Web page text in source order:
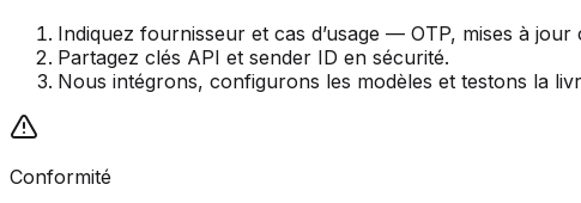
Indiquez fournisseur et cas d’usage — OTP, mises à jour
Partagez clés API et sender ID en sécurité.
Nous intégrons, configurons les modèles et testons la
Conformité